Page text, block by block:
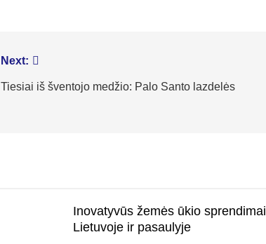
Next:
Tiesiai iš šventojo medžio: Palo Santo lazdelės
Inovatyvūs žemės ūkio sprendimai
Lietuvoje ir pasaulyje